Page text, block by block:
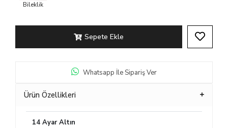
Bileklik
Sepete Ekle
Whatsapp İle Sipariş Ver
Ürün Özellikleri
14 Ayar Altın